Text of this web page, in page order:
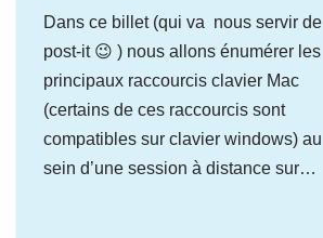
Dans ce billet (qui va nous servir de
post-it 😉 ) nous allons énumérer les
principaux raccourcis clavier Mac
(certains de ces raccourcis sont
compatibles sur clavier windows) au
sein d’une session à distance sur…